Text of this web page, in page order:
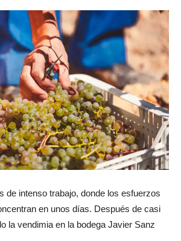
de intenso trabajo, donde los esfuerzos
en unos días. Después de casi
la vendimia en la bodega Javier Sanz